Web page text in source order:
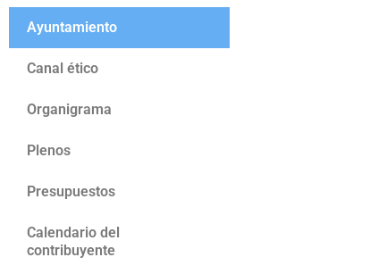
Ayuntamiento
Canal ético
Organigrama
Plenos
Presupuestos
Calendario del
contribuyente